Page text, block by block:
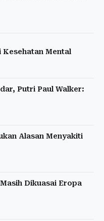
Kesehatan Mental
Putri Paul Walker:
Alasan Menyakiti
Dikuasai Eropa